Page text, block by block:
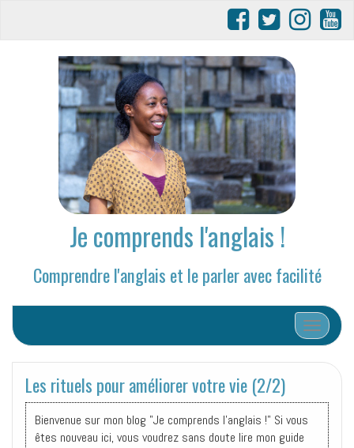
Je comprends l'anglais !
Comprendre l'anglais et le parler avec facilité
Afficher/
Les rituels pour améliorer votre vie (2/2)
Bienvenue sur mon blog "Je comprends l'anglais !" Si vous
êtes nouveau ici, vous voudrez sans doute lire mon guide